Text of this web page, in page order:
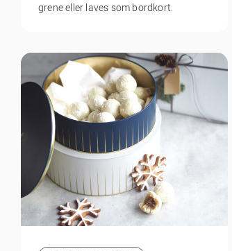
grene eller laves som bordkort.